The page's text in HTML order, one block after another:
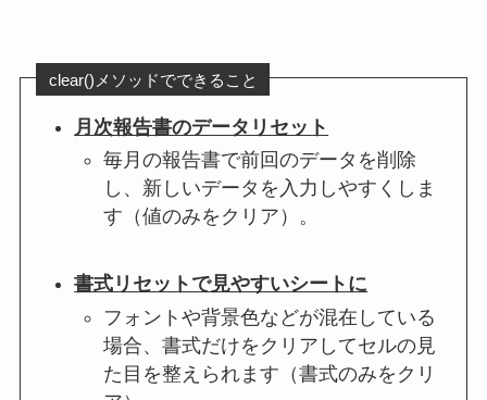
clear()メソッドでできること
月次報告書のデータリセット
毎月の報告書で前回のデータを削除
し、新しいデータを入力しやすくしま
す（値のみをクリア）。
書式リセットで見やすいシートに
フォントや背景色などが混在している
場合、書式だけをクリアしてセルの見
た目を整えられます（書式のみをクリ